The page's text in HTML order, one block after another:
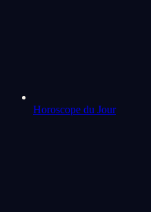
Horoscope du Jour